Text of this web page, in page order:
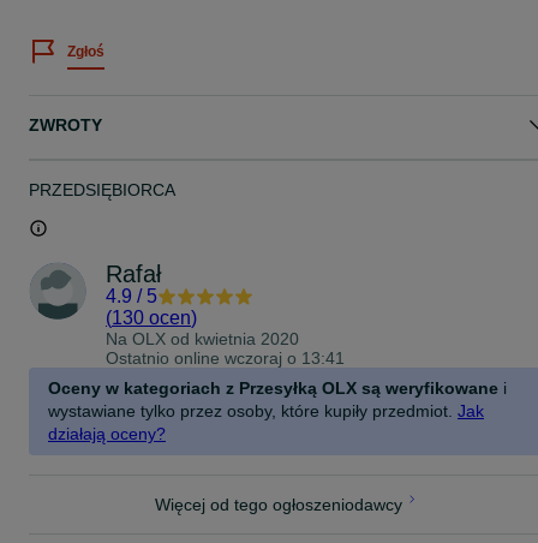
Zgłoś
ZWROTY
PRZEDSIĘBIORCA
Rafał
4.9 / 5
(130 ocen)
Na OLX od kwietnia 2020
Ostatnio online wczoraj o 13:41
Oceny w kategoriach z Przesyłką OLX są weryfikowane i
wystawiane tylko przez osoby, które kupiły przedmiot. Jak
działają oceny?
Więcej od tego ogłoszeniodawcy